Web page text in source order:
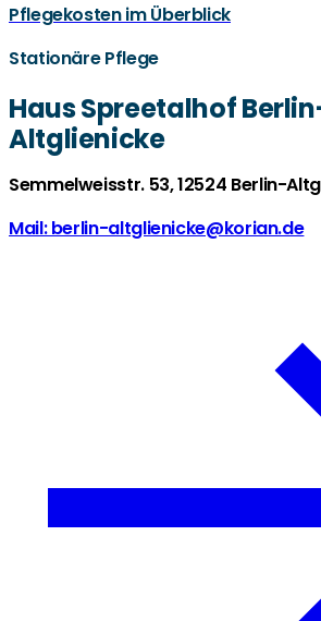
Pflegekosten im Überblick
Stationäre Pflege
Haus Spreetalhof
Altglienicke
Semmelweisstr. 53, 12524 Berlin-
Mail: berlin-altglienicke@korian.de